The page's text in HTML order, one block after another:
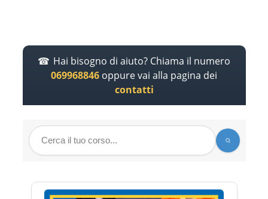
Hai bisogno di aiuto? Chiama il numero
069968846 oppure vai alla pagina dei
contatti